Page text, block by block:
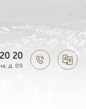
20
д. 89